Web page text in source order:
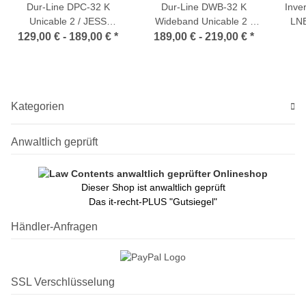
Dur-Line DPC-32 K
Unicable 2 / JESS
Multischalter (1x32 / 2x16
129,00 € - 189,00 € *
Dur-Line DWB-32 K
Wideband Unicable 2 /
JESS Multischalter Set mit
189,00 € - 219,00 € *
Kategorien
Anwaltlich geprüft
Dieser Shop ist anwaltlich geprüft
Das it-recht-PLUS "Gutsiegel"
Händler-Anfragen
SSL Verschlüsselung